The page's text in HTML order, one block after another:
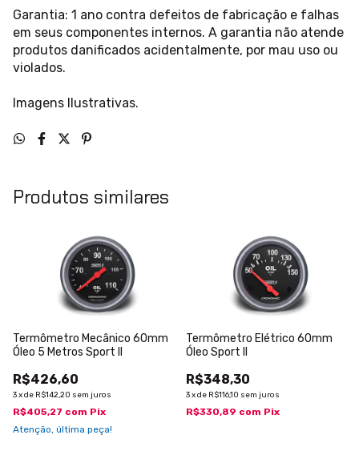
Garantia: 1 ano contra defeitos de fabricação e falhas
em seus componentes internos. A garantia não atende
produtos danificados acidentalmente, por mau uso ou
violados.
Imagens Ilustrativas.
Produtos similares
Termômetro Mecânico 60mm
Óleo 5 Metros Sport II
R$426,60
3xde R$142,20 sem juros
R$405,27 com Pix
Atenção, última peça!
Termômetro Elétrico 60mm
Óleo Sport II
R$348,30
3xde R$116,10 sem juros
R$330,89 com Pix